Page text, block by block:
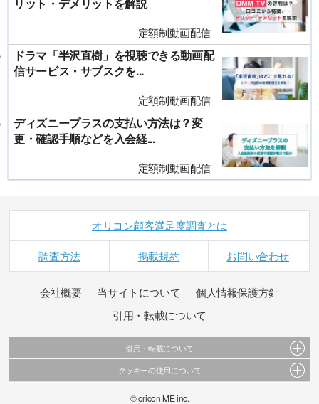
リット・デメリットを解説
定額制動画配信
ドラマ「半沢直樹」を視聴できる動画配
信サービス・サブスクを...
定額制動画配信
ディズニープラスの支払い方法は？変
更・確認手順などを入会経...
定額制動画配信
オリコン顧客満足度調査とは
調査方法 掲載規約 お問い合わせ
会社概要 当サイトについて
個人情報保護方針
引用・転載について
引用・転載について
当サイトで公開されている情報（文字、写真、イラスト、画像データ等）及びこれらの配
これらの情報を権利者の許可なく無断転載・複製などの二次利用を行うことは固く禁じてお
クッキーの使用について
このサイトでは Cookie を使用して、ユーザーに合わせたコンテンツや広告の表示、ソーシャ
© oricon ME inc.